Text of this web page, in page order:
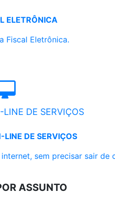
ELETRÔNICA
Fiscal Eletrônica.
DE SERVIÇOS
DE SERVIÇOS
sem precisar sair de
ASSUNTO